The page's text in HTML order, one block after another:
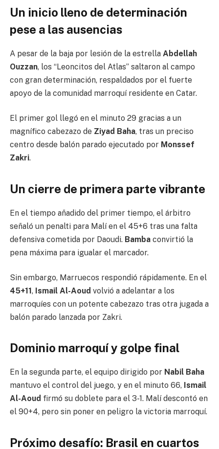
Un inicio lleno de determinación
pese a las ausencias
A pesar de la baja por lesión de la estrella Abdellah
Ouzzan, los “Leoncitos del Atlas” saltaron al campo
con gran determinación, respaldados por el fuerte
apoyo de la comunidad marroquí residente en Catar.
El primer gol llegó en el minuto 29 gracias a un
magnífico cabezazo de Ziyad Baha, tras un preciso
centro desde balón parado ejecutado por Monssef
Zakri.
Un cierre de primera parte vibrante
En el tiempo añadido del primer tiempo, el árbitro
señaló un penalti para Malí en el 45+6 tras una falta
defensiva cometida por Daoudi. Bamba convirtió la
pena máxima para igualar el marcador.
Sin embargo, Marruecos respondió rápidamente. En el
45+11, Ismail Al-Aoud volvió a adelantar a los
marroquíes con un potente cabezazo tras otra jugada a
balón parado lanzada por Zakri.
Dominio marroquí y golpe final
En la segunda parte, el equipo dirigido por Nabil Baha
mantuvo el control del juego, y en el minuto 66, Ismail
Al-Aoud firmó su doblete para el 3-1. Malí descontó en
el 90+4, pero sin poner en peligro la victoria marroquí.
Próximo desafío: Brasil en cuartos